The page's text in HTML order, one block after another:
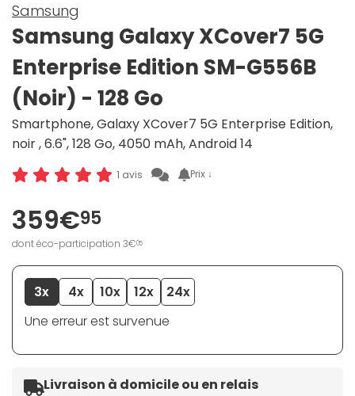
Samsung
Samsung Galaxy XCover7 5G
Enterprise Edition SM-G556B
(Noir) - 128 Go
Smartphone, Galaxy XCover7 5G Enterprise Edition,
noir , 6.6", 128 Go, 4050 mAh, Android 14
1 avis Prix ↓
359€95
dont éco-participation 3€05
3x 4x 10x 12x
24x
Une erreur est survenue
Livraison à domicile ou en relais